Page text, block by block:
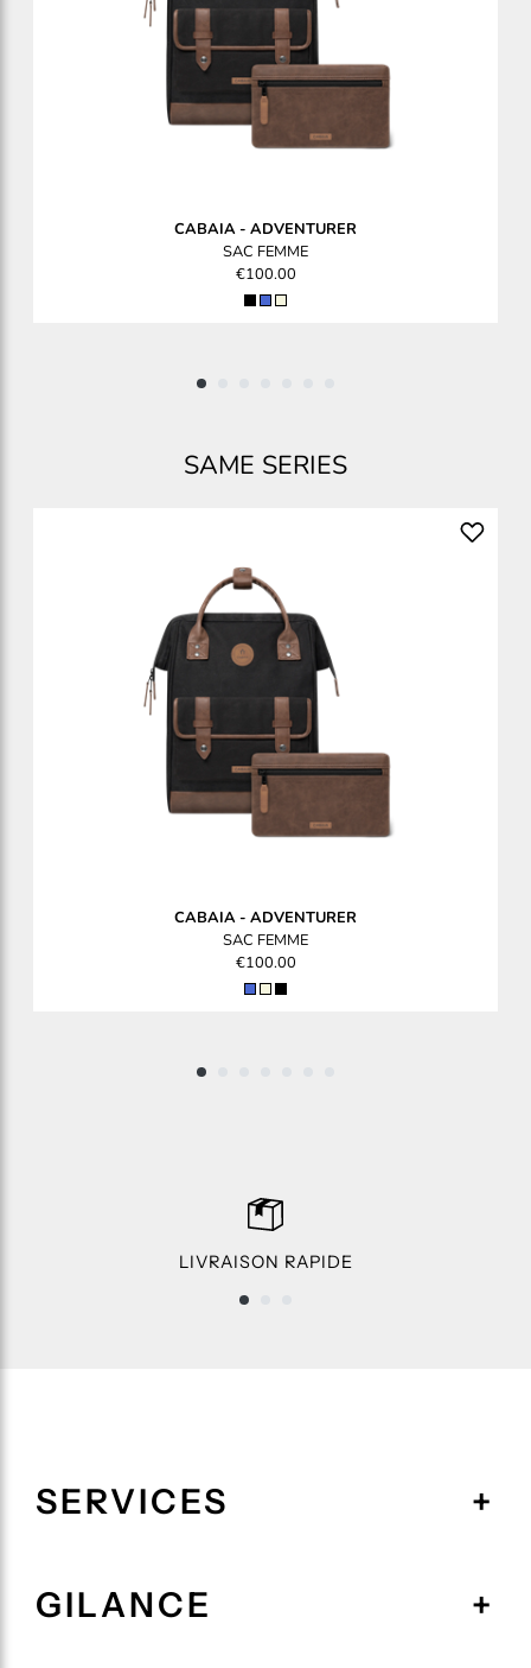
CABAIA- ADVENTURER
SAC FEMME
€100.00
SAME SERIES
CABAIA- ADVENTURER
SAC FEMME
€100.00
LIVRAISON RAPIDE
SERVICES
GILANCE